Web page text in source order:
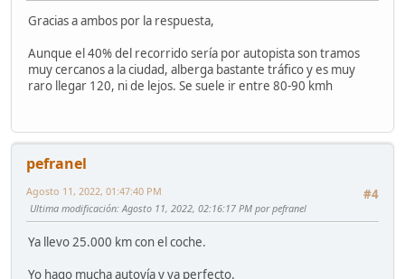
Gracias a ambos por la respuesta,
Aunque el 40% del recorrido sería por autopista son tramos
muy cercanos a la ciudad, alberga bastante tráfico y es muy
raro llegar 120, ni de lejos. Se suele ir entre 80-90 kmh
pefranel
#4
Agosto 11, 2022, 01:47:40 PM
Ultima modificación: Agosto 11, 2022, 02:16:17 PM por pefranel
Ya llevo 25.000 km con el coche.
Yo hago mucha autovía y va perfecto.